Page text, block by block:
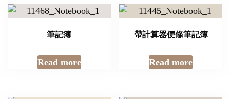
筆記簿
Read more
帶計算器便條筆記簿
Read more